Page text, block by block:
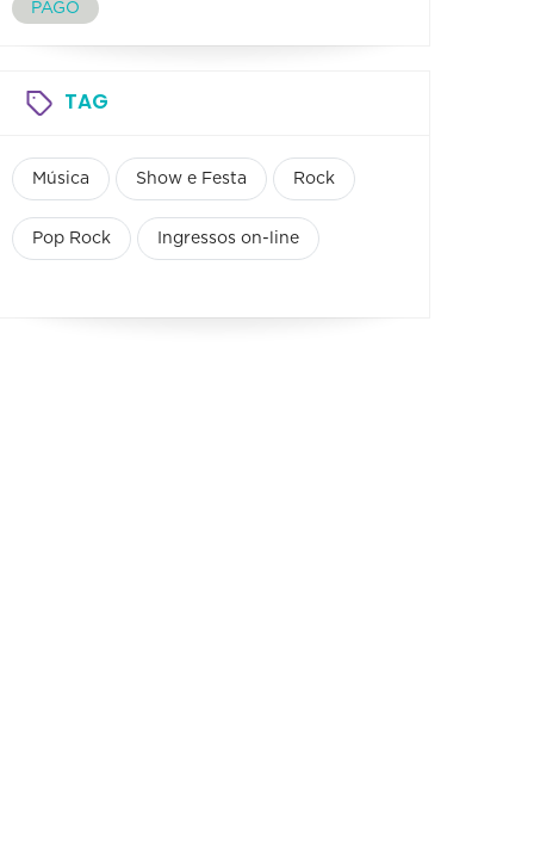
PAGO
TAG
Música Show e Festa Rock
Pop Rock Ingressos on-line